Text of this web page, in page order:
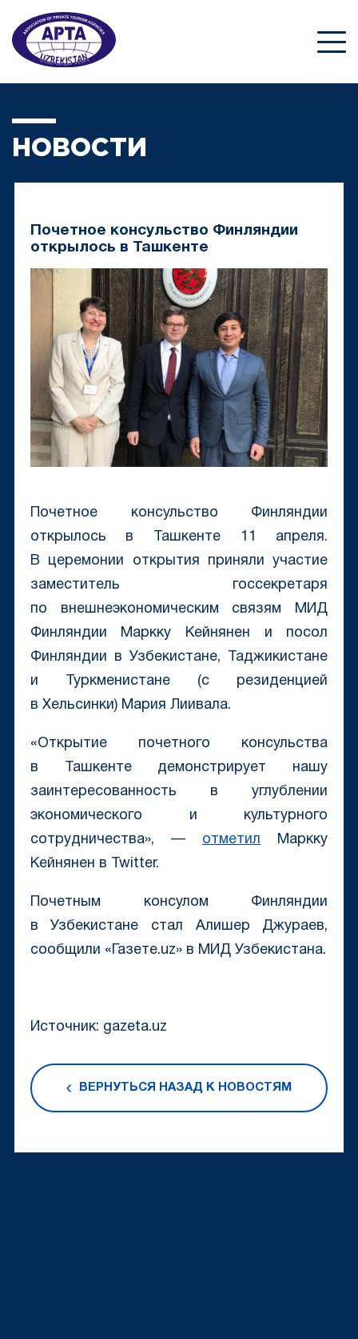
НОВОСТИ
Почетное консульство Финляндии
открылось в Ташкенте
Почетное консульство Финляндии
открылось в Ташкенте 11 апреля.
В церемонии открытия приняли участие
заместитель госсекретаря
по внешнеэкономическим связям МИД
Финляндии Маркку Кейнянен и посол
Финляндии в Узбекистане, Таджикистане
и Туркменистане (с резиденцией
в Хельсинки) Мария Лиивала.
«Открытие почетного консульства
в Ташкенте демонстрирует нашу
заинтересованность в углублении
экономического и культурного
сотрудничества», — отметил Маркку
Кейнянен в Twitter.
Почетным консулом Финляндии
в Узбекистане стал Алишер Джураев,
сообщили «Газете.uz» в МИД Узбекистана.
Источник: gazeta.uz
ВЕРНУТЬСЯ НАЗАД К НОВОСТЯМ